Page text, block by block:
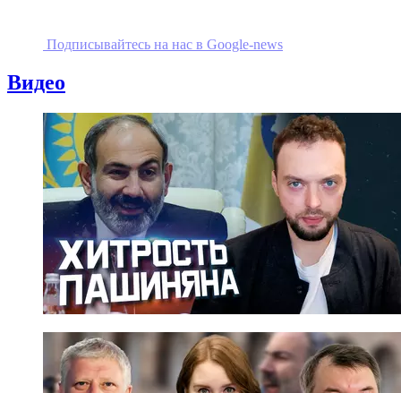
Подписывайтесь на наc в Google-news
Видео